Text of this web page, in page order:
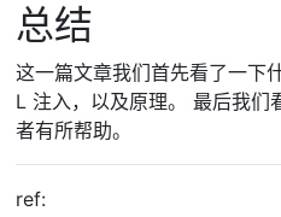
总结
这一篇文章我们首先看了一下
L 注入，以及原理。 最后我
者有所帮助。
ref: